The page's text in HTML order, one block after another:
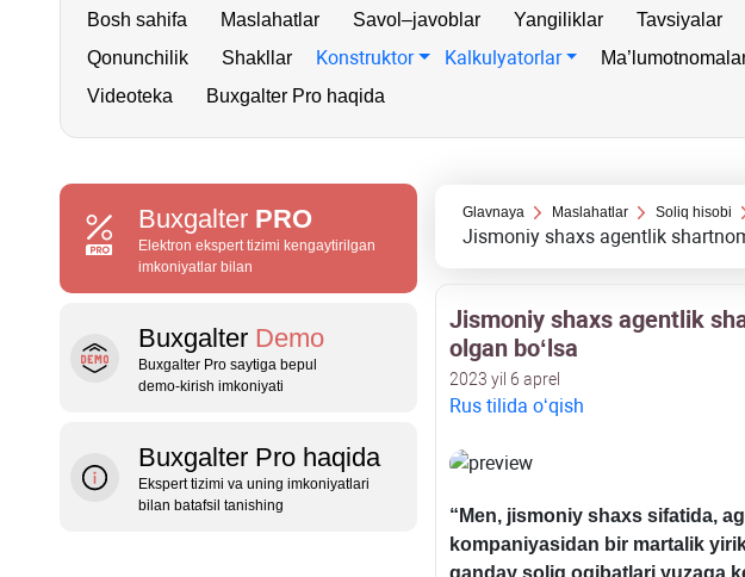
Bosh sahifa Maslahatlar Savol–javoblar Yangiliklar Tavsiyalar
Qonunchilik
Shakllar Konstruktor Kalkulyatorlar
Videoteka Buxgalter Pro haqida
Buxgalter PRO
Elektron ekspert tizimi kengaytirilgan
imkoniyatlar bilan
Buxgalter Demo
Buxgalter Pro saytiga bepul
demo‑kirish imkoniyati
Buxgalter Pro haqida
Ekspert tizimi va uning imkoniyatlari
bilan batafsil tanishing
Glavnaya Maslahatlar Soliq hisobi
Jismoniy shaхs agentlik
Jismoniy shaхs agentlik
olgan boʻlsa
2023 yil 6 aprel
Rus tilida oʻqish
“Men, jismoniy shaхs sifatida,
kompaniyasidan bir martalik
qanday soliq oqibatlari yuzaga